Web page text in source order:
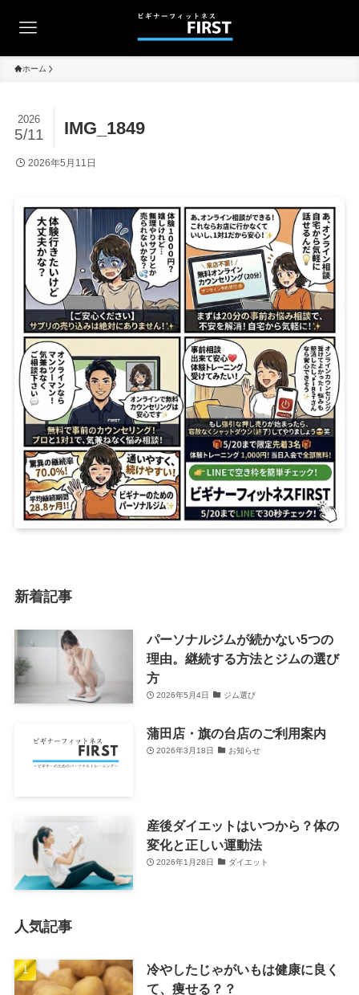
ホーム
IMG_1849
2026
5/11
2026年5月11日
新着記事
パーソナルジムが続かない5つの
理由。継続する方法とジムの選び
方
2026年5月4日 ジム選び
蒲田店・旗の台店のご利用案内
2026年3月18日 お知らせ
産後ダイエットはいつから？体の
変化と正しい運動法
2026年1月28日 ダイエット
人気記事
冷やしたじゃがいもは健康に良く
て、痩せる？？